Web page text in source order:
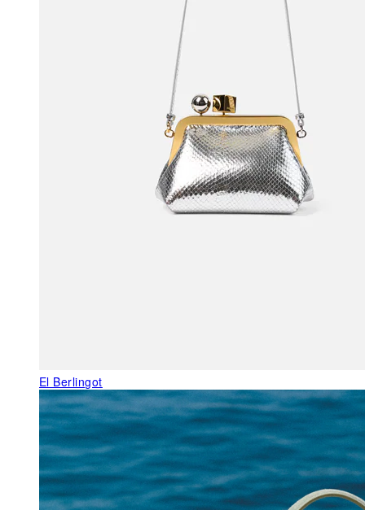
El Berlingot